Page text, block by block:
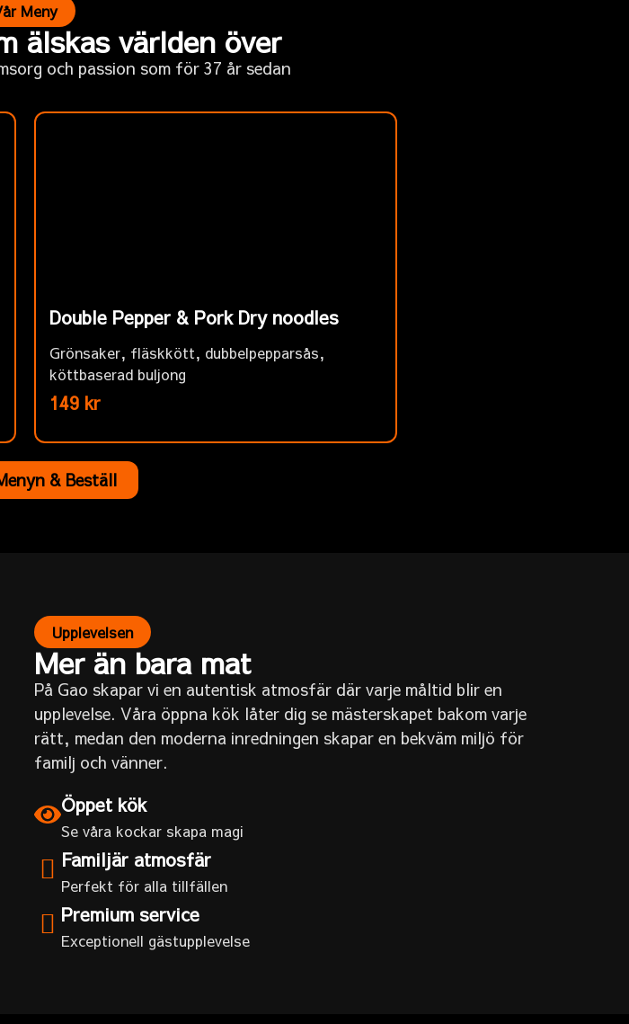
Meny
älskas världen över
och passion som för 37 år sedan
Double Pepper & Pork Dry noodles
Grönsaker, fläskkött, dubbelpepparsås,
köttbaserad buljong
149 kr
& Beställ
Upplevelsen
Mer än bara mat
På Gao skapar vi en autentisk atmosfär där varje måltid blir en
upplevelse. Våra öppna kök låter dig se mästerskapet bakom varje
rätt, medan den moderna inredningen skapar en bekväm miljö för
familj och vänner.
Öppet kök
Se våra kockar skapa magi
Familjär atmosfär
Perfekt för alla tillfällen
Premium service
Exceptionell gästupplevelse